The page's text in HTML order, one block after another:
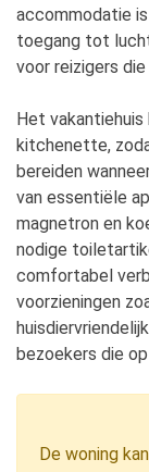
accommodatie
toegang tot
voor reizigers
Het
kitchenette,
bereiden
van essentiële
magnetron en
nodige
comfortabel
voorzieningen
bezoekers die
De woning